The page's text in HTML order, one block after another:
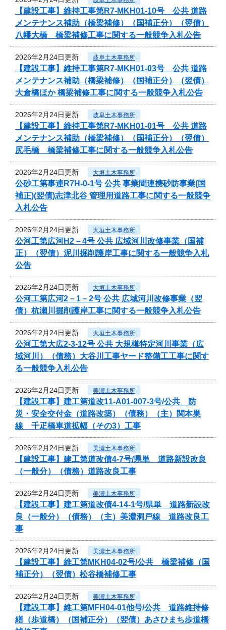
【建設工事】維持工事第R7-MKH01-10号 公共 道路
メンテナンス補助（橋梁補修）（国補正分）（翌債）
八幡大橋 橋梁補修工事に関する一般競争入札公告
2026年2月24日更新 岐阜土木事務所
【建設工事】維持工事第R7-MKH01-03号 公共 道路
メンテナンス補助（橋梁補修）（国補正分）（翌債）
大倉橋ほか 橋梁補修工事に関する一般競争入札公告
2026年2月24日更新 岐阜土木事務所
【建設工事】維持工事第R7-MKH01-01号 公共 道路
メンテナンス補助（橋梁補修）（国補正分）（翌債）
尻毛橋 橋梁補修工事に関する一般競争入札公告
2026年2月24日更新 大垣土木事務所
公砂工第事連R7H-0-1号 公共 事業間連携砂防事業(国
補正)(翌債)志津北谷 管理用道路工事に関する一般競争
入札公告
2026年2月24日更新 大垣土木事務所
公河工第広河H2－4号 公共 広域河川改修事業（国補
正）（翌債）泥川掘削護岸工事に関する一般競争入札
公告
2026年2月24日更新 大垣土木事務所
公河工第広河2－1－2号 公共 広域河川改修事業（翌
債）杭瀬川掘削護岸工事に関する一般競争入札公告
2026年2月24日更新 大垣土木事務所
公河工第大広2-3-12号 公共 大規模特定河川事業（広
域河川）（債務）大谷川工事ヤード整備工工事に関す
る一般競争入札公告
2026年2月24日更新 美濃土木事務所
【建設工事】建工第道改11-A01-007-3号/公共 防
災・安全交付金（道路改築）（債務）（主）関本巣
線 千疋橋車道拡幅（その3）工事
2026年2月24日更新 美濃土木事務所
【建設工事】建工第道改債4-7号/県単 道路新設改良
（一般分）（債務）道路改良工事
2026年2月24日更新 美濃土木事務所
【建設工事】建工第道改債4-14-1号/県単 道路新設改
良（一般分）（債務）（主）美濃洞戸線 道路改良工
事
2026年2月24日更新 美濃土木事務所
【建設工事】維工第MKH04-02号/公共 橋梁補修（国
補正分）（翌債）松谷橋補修工事
2026年2月24日更新 美濃土木事務所
【建設工事】維工第MFH04-01他号/公共 道路維持修
繕（歩道橋）（国補正分）（翌債）あさひまち歩道橋